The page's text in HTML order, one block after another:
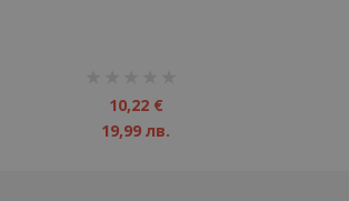
10,22 €
19,99 лв.